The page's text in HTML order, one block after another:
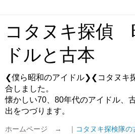
コタヌキ探偵
ドルと古本
❮僕ら昭和のアイドル❯❮コタヌキ
合しました。
懐かしい70、80年代のアイドル、
出をつづります。
ホームページ → ｜ コタヌキ探検隊の